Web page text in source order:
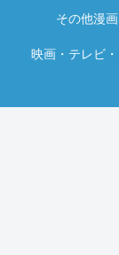
その他漫
映画・テレビ